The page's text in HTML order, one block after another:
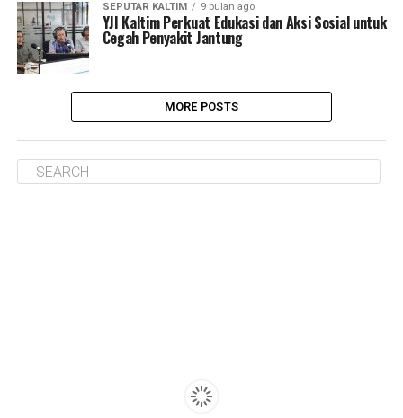
SEPUTAR KALTIM 9 bulan ago
YJI Kaltim Perkuat Edukasi dan Aksi Sosial untuk
Cegah Penyakit Jantung
MORE POSTS